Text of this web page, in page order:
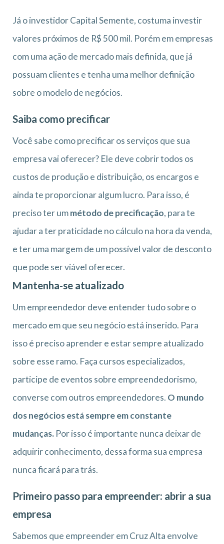
Já o investidor Capital Semente, costuma investir
valores próximos de R$ 500 mil. Porém em empresas
com uma ação de mercado mais definida, que já
possuam clientes e tenha uma melhor definição
sobre o modelo de negócios.
Saiba como precificar
Você sabe como precificar os serviços que sua
empresa vai oferecer? Ele deve cobrir todos os
custos de produção e distribuição, os encargos e
ainda te proporcionar algum lucro. Para isso, é
preciso ter ummétodo de precificação, para te
ajudar a ter praticidade no cálculo na hora da venda,
e ter uma margem de um possível valor de desconto
que pode ser viável oferecer.
Mantenha-se atualizado
Um empreendedor deve entender tudo sobre o
mercado em que seu negócio está inserido. Para
isso é preciso aprender e estar sempre atualizado
sobre esse ramo. Faça cursos especializados,
participe de eventos sobre empreendedorismo,
converse com outros empreendedores. O mundo
dos negócios está sempre em constante
mudanças. Por isso é importante nunca deixar de
adquirir conhecimento, dessa forma sua empresa
nunca ficará para trás.
Primeiro passo para empreender: abrir a sua
empresa
Sabemos que empreender em Cruz Alta envolve